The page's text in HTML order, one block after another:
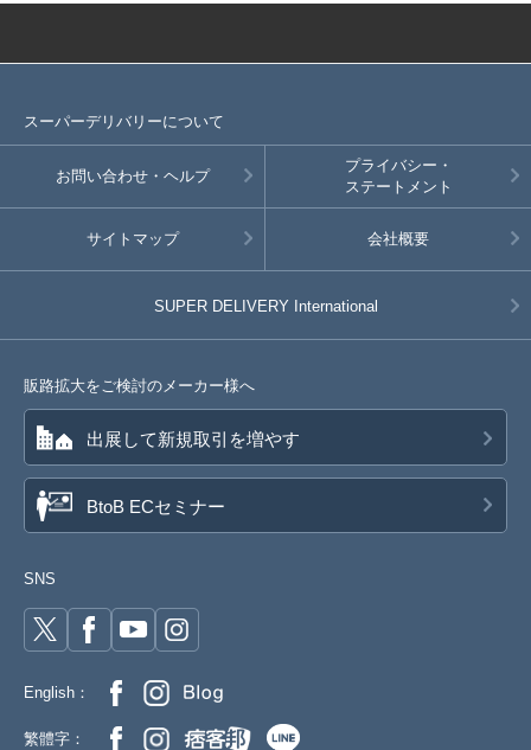
スーパーデリバリーについて
お問い合わせ・ヘルプ
プライバシー・
ステートメント
サイトマップ 会社概要
SUPER DELIVERY International
販路拡大をご検討のメーカー様へ
出展して新規取引を増やす
BtoB ECセミナー
SNS
English：
繁體字：